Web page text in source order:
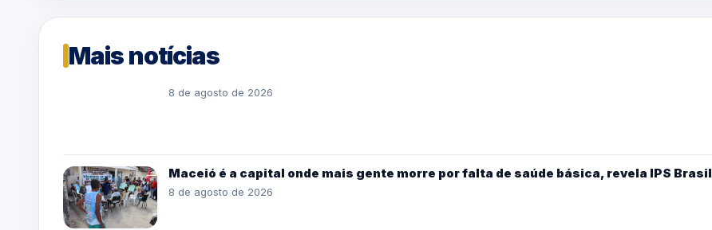
Mais notícias
8 de agosto de 2026
Maceió é a capital onde mais gente morre por falta de saúde básica, revela IPS Brasil
8 de agosto de 2026